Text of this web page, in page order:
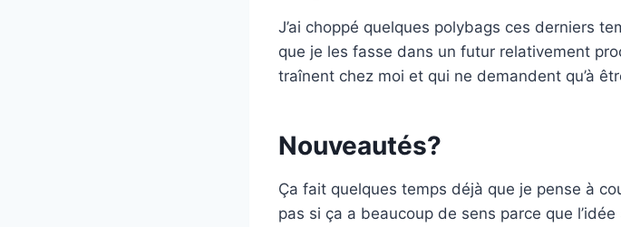
J’ai choppé quelques polybags ces derniers
que je les fasse dans un futur relativement
traînent chez moi et qui ne demandent qu’à
Nouveautés?
Ça fait quelques temps déjà que je pense à
pas si ça a beaucoup de sens parce que